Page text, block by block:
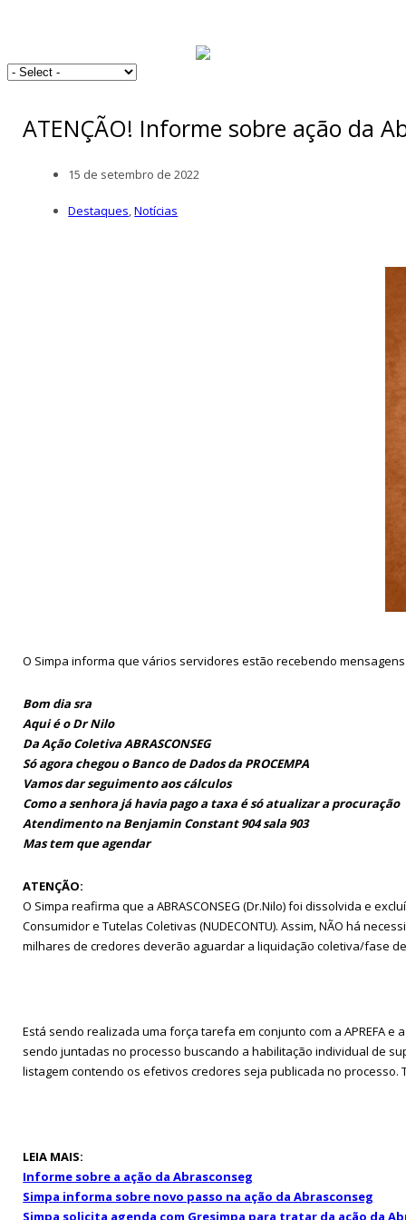
ATENÇÃO! Informe sobre ação da
15 de setembro de 2022
Destaques,Notícias
O Simpa informa que vários servidores estão recebendo
Bom dia sra
Aqui é o Dr Nilo
Da Ação Coletiva ABRASCONSEG
Só agora chegou o Banco de Dados da PROCEMPA
Vamos dar seguimento aos cálculos
Como a senhora já havia pago a taxa é só atualizar a procuração
Atendimento na Benjamin Constant 904 sala 903
Mas tem que agendar
ATENÇÃO:
O Simpa reafirma que a ABRASCONSEG (Dr.Nilo) foi dissolvida e
Consumidor e Tutelas Coletivas (NUDECONTU). Assim, NÃO há
milhares de credores deverão aguardar a liquidação coletiva/fase
Está sendo realizada uma força tarefa em conjunto com a APREFA
sendo juntadas no processo buscando a habilitação individual de
listagem contendo os efetivos credores seja publicada no
LEIA MAIS:
Informe sobre a ação da Abrasconseg
Simpa informa sobre novo passo na ação da Abrasconseg
Simpa solicita agenda com Gresimpa para tratar da ação da